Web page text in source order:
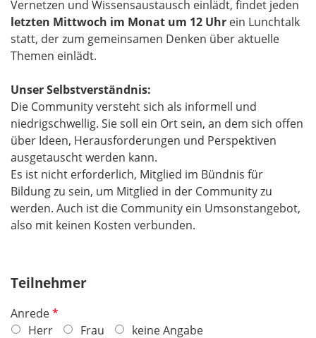
Vernetzen und Wissensaustausch einlädt, findet jeden
letzten Mittwoch im Monat um 12 Uhr ein Lunchtalk
statt, der zum gemeinsamen Denken über aktuelle
Themen einlädt.
Unser Selbstverständnis:
Die Community versteht sich als informell und
niedrigschwellig. Sie soll ein Ort sein, an dem sich offen
über Ideen, Herausforderungen und Perspektiven
ausgetauscht werden kann.
Es ist nicht erforderlich, Mitglied im Bündnis für
Bildung zu sein, um Mitglied in der Community zu
werden. Auch ist die Community ein Umsonstangebot,
also mit keinen Kosten verbunden.
Teilnehmer
AnredeP
f
Herr Frau keine Angabe